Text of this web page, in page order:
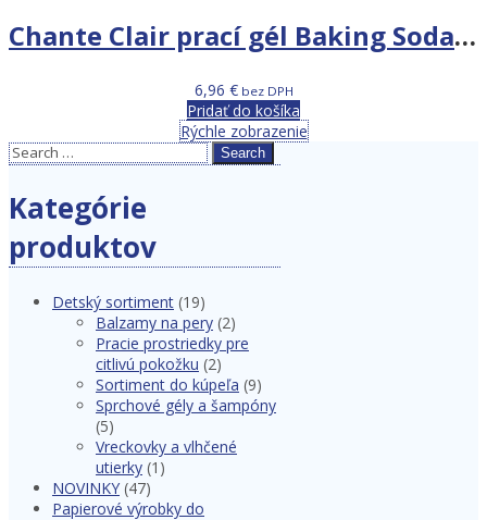
Chante Clair prací gél Baking Soda 1,575L
6,96 €bez DPH
Pridať do košíka
Rýchle zobrazenie
Search
Kategórie
produktov
Detský sortiment (19)
Balzamy na pery (2)
Pracie prostriedky pre
citlivú pokožku (2)
Sortiment do kúpeľa (9)
Sprchové gély a šampóny
(5)
Vreckovky a vlhčené
utierky (1)
NOVINKY (47)
Papierové výrobky do